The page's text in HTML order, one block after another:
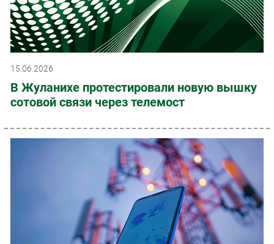
15.06.2026
В Жуланихе протестировали новую вышку
сотовой связи через телемост